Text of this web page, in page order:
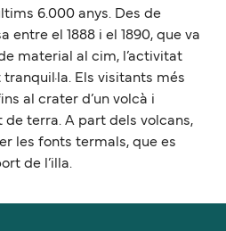
6.000 anys. Des de
entre el 1888 i el 1890, que va
material al cim, l’activitat
Els visitants més
al crater d’un volcà i
terra. A part dels volcans,
les fonts termals, que es
de l’illa.